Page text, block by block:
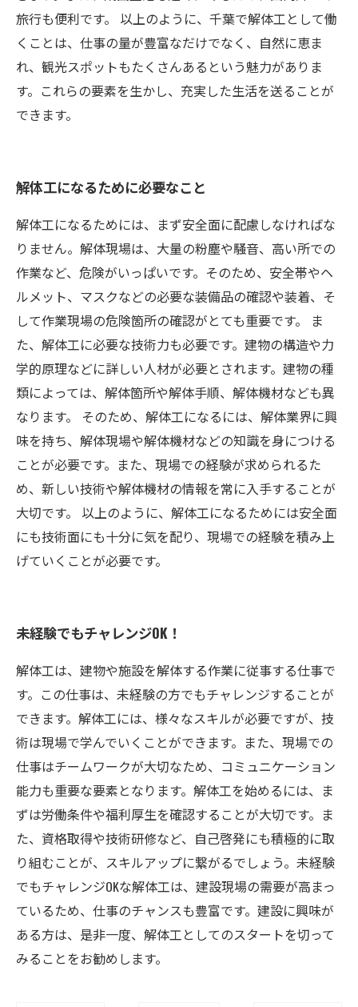
旅行も便利です。 以上のように、千葉で解体工として働
くことは、仕事の量が豊富なだけでなく、自然に恵ま
れ、観光スポットもたくさんあるという魅力がありま
す。これらの要素を生かし、充実した生活を送ることが
できます。
解体工になるために必要なこと
解体工になるためには、まず安全面に配慮しなければな
りません。解体現場は、大量の粉塵や騒音、高い所での
作業など、危険がいっぱいです。そのため、安全帯やヘ
ルメット、マスクなどの必要な装備品の確認や装着、そ
して作業現場の危険箇所の確認がとても重要です。 ま
た、解体工に必要な技術力も必要です。建物の構造や力
学的原理などに詳しい人材が必要とされます。建物の種
類によっては、解体箇所や解体手順、解体機材なども異
なります。 そのため、解体工になるには、解体業界に興
味を持ち、解体現場や解体機材などの知識を身につける
ことが必要です。また、現場での経験が求められるた
め、新しい技術や解体機材の情報を常に入手することが
大切です。 以上のように、解体工になるためには安全面
にも技術面にも十分に気を配り、現場での経験を積み上
げていくことが必要です。
未経験でもチャレンジOK！
解体工は、建物や施設を解体する作業に従事する仕事で
す。この仕事は、未経験の方でもチャレンジすることが
できます。解体工には、様々なスキルが必要ですが、技
術は現場で学んでいくことができます。また、現場での
仕事はチームワークが大切なため、コミュニケーション
能力も重要な要素となります。解体工を始めるには、ま
ずは労働条件や福利厚生を確認することが大切です。ま
た、資格取得や技術研修など、自己啓発にも積極的に取
り組むことが、スキルアップに繋がるでしょう。未経験
でもチャレンジOKな解体工は、建設現場の需要が高まっ
ているため、仕事のチャンスも豊富です。建設に興味が
ある方は、是非一度、解体工としてのスタートを切って
みることをお勧めします。